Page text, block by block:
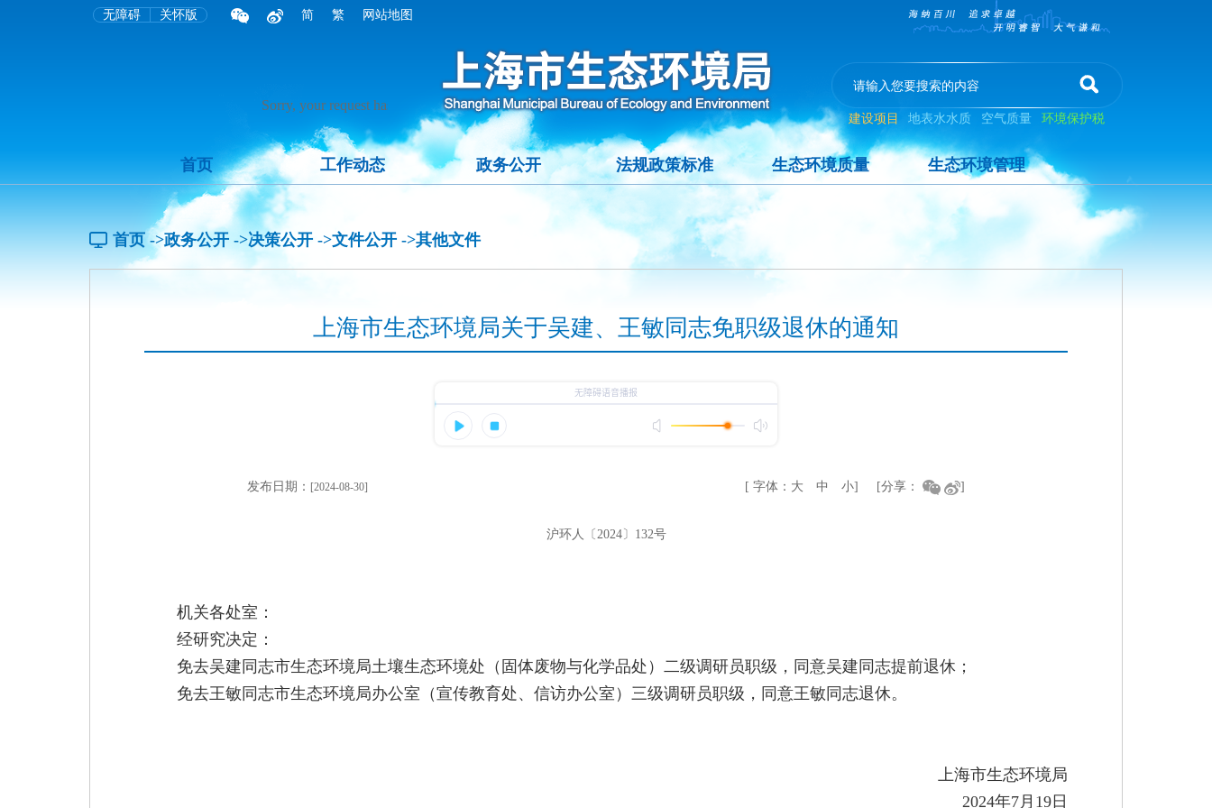
无障碍 关怀版 简 繁 网站地图
建设项目 地表水水质 空气质量 环境保护税
首页 工作动态 政务公开 法规政策标准 生态环境质量 生态环境管理
首页 ->政务公开 ->决策公开 ->文件公开 ->其他文件
上海市生态环境局关于吴建、王敏同志免职级退休的通知
发布日期： [2024-08-30] [ 字体： 大 中 小] [分享： ]
沪环人〔2024〕132号
机关各处室：
经研究决定：
免去吴建同志市生态环境局土壤生态环境处（固体废物与化学品处）二级调研员职级，同意吴建同志提前退休；
免去王敏同志市生态环境局办公室（宣传教育处、信访办公室）三级调研员职级，同意王敏同志退休。
上海市生态环境局
2024年7月19日